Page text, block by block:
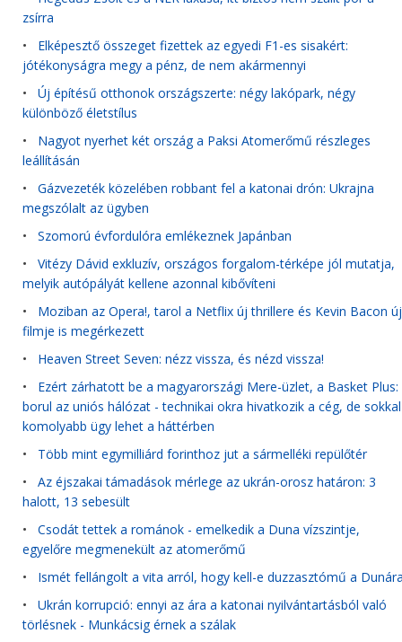
zsírra
• Elképesztő összeget fizettek az egyedi F1-es sisakért:
jótékonyságra megy a pénz, de nem akármennyi
• Új építésű otthonok országszerte: négy lakópark, négy
különböző életstílus
• Nagyot nyerhet két ország a Paksi Atomerőmű részleges
leállításán
• Gázvezeték közelében robbant fel a katonai drón: Ukrajna
megszólalt az ügyben
• Szomorú évfordulóra emlékeznek Japánban
• Vitézy Dávid exkluzív, országos forgalom-térképe jól mutatja,
melyik autópályát kellene azonnal kibővíteni
• Moziban az Opera!, tarol a Netflix új thrillere és Kevin Bacon új
filmje is megérkezett
• Heaven Street Seven: nézz vissza, és nézd vissza!
• Ezért zárhatott be a magyarországi Mere-üzlet, a Basket Plus:
borul az uniós hálózat - technikai okra hivatkozik a cég, de sokkal
komolyabb ügy lehet a háttérben
• Több mint egymilliárd forinthoz jut a sármelléki repülőtér
• Az éjszakai támadások mérlege az ukrán-orosz határon: 3
halott, 13 sebesült
• Csodát tettek a románok - emelkedik a Duna vízszintje,
egyelőre megmenekült az atomerőmű
• Ismét fellángolt a vita arról, hogy kell-e duzzasztómű a
• Ukrán korrupció: ennyi az ára a katonai nyilvántartásból való
törlésnek - Munkácsig érnek a szálak